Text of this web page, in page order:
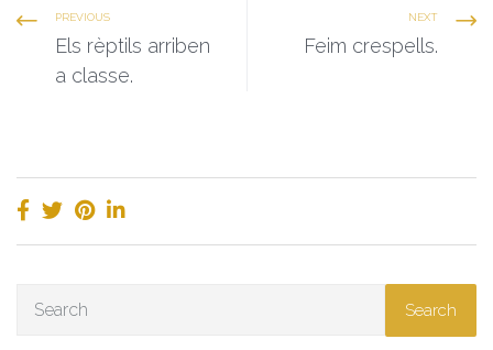
PREVIOUS
Els rèptils arriben
a classe.
NEXT
Feim crespells.
Search